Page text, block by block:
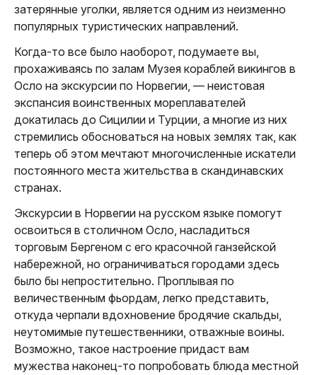
затерянные уголки, является одним из неизменно
популярных туристических направлений.
Когда-то все было наоборот, подумаете вы,
прохаживаясь по залам Музея кораблей викингов в
Осло на экскурсии по Норвегии, — неистовая
экспансия воинственных мореплавателей
докатилась до Сицилии и Турции, а многие из них
стремились обосноваться на новых землях так, как
теперь об этом мечтают многочисленные искатели
постоянного места жительства в скандинавских
странах.
Экскурсии в Норвегии на русском языке помогут
освоиться в столичном Осло, насладиться
торговым Бергеном с его красочной ганзейской
набережной, но ограничиваться городами здесь
было бы непростительно. Проплывая по
величественным фьордам, легко представить,
откуда черпали вдохновение бродячие скальды,
неутомимые путешественники, отважные воины.
Возможно, такое настроение придаст вам
мужества наконец-то попробовать блюда местной